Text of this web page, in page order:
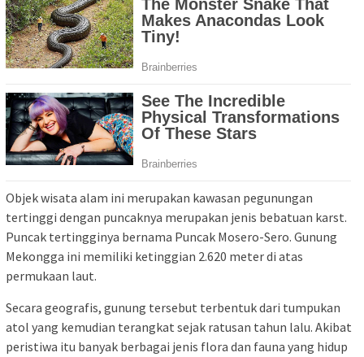
Objek wisata alam ini merupakan kawasan pegunungan
tertinggi dengan puncaknya merupakan jenis bebatuan karst.
Puncak tertingginya bernama Puncak Mosero-Sero. Gunung
Mekongga ini memiliki ketinggian 2.620 meter di atas
permukaan laut.
Secara geografis, gunung tersebut terbentuk dari tumpukan
atol yang kemudian terangkat sejak ratusan tahun lalu. Akibat
peristiwa itu banyak berbagai jenis flora dan fauna yang hidup